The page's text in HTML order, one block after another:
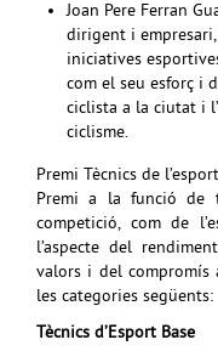
Joan Pere Ferran
dirigent i
iniciatives
com el seu esforç i
ciclista a la ciutat i
ciclisme.
Premi Tècnics de l’esport
Premi a la funció de
competició, com de
l’aspecte del
valors i del compromís
les categories següents:
Tècnics d’Esport Base